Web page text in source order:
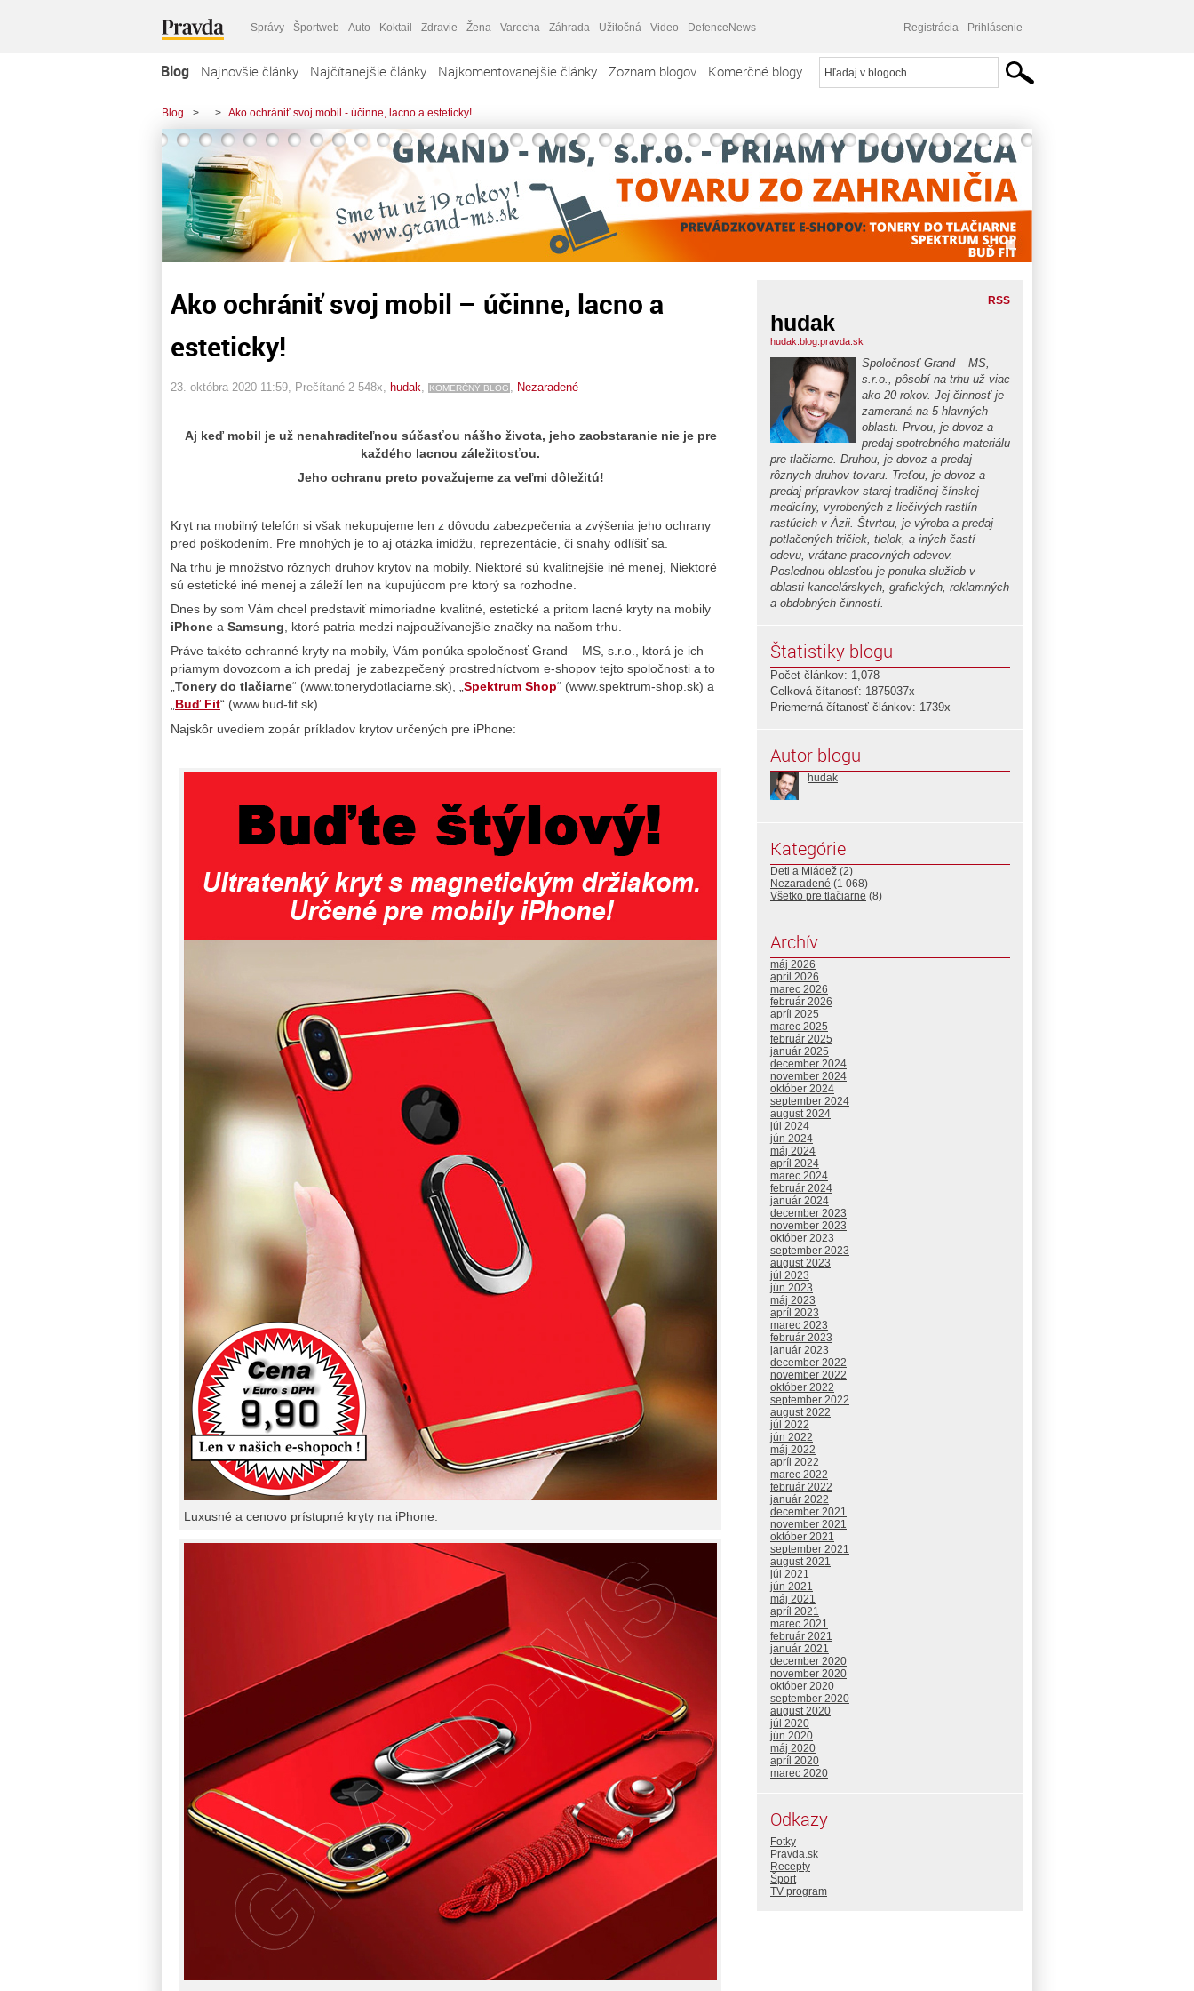
Správy Športweb Auto Koktail Zdravie Žena Varecha Záhrada Užitočná Video DefenceNews Registrácia Prihlásenie
Blog Najnovšie články Najčítanejšie články Najkomentovanejšie články Zoznam blogov Komerčné blogy
Blog > > Ako ochrániť svoj mobil - účinne, lacno a esteticky!
Ako ochrániť svoj mobil – účinne, lacno a
esteticky!
23. októbra 2020 11:59 , Prečítané 2 548x, hudak KOMERČNÝ BLOG Nezaradené
Aj keď mobil je už nenahraditeľnou súčasťou nášho života, jeho zaobstaranie nie je pre
každého lacnou záležitosťou.
Jeho ochranu preto považujeme za veľmi dôležitú!
Kryt na mobilný telefón si však nekupujeme len z dôvodu zabezpečenia a zvýšenia jeho ochrany
pred poškodením. Pre mnohých je to aj otázka imidžu, reprezentácie, či snahy odlíšiť sa.
Na trhu je množstvo rôznych druhov krytov na mobily. Niektoré sú kvalitnejšie iné menej, Niektoré
sú estetické iné menej a záleží len na kupujúcom pre ktorý sa rozhodne.
Dnes by som Vám chcel predstaviť mimoriadne kvalitné, estetické a pritom lacné kryty na mobily
iPhone a Samsung, ktoré patria medzi najpoužívanejšie značky na našom trhu.
Práve takéto ochranné kryty na mobily, Vám ponúka spoločnosť Grand – MS, s.r.o., ktorá je ich
priamym dovozcom a ich predaj je zabezpečený prostredníctvom e-shopov tejto spoločnosti a to
„Tonery do tlačiarne“ (www.tonerydotlaciarne.sk), „Spektrum Shop“ (www.spektrum-shop.sk) a
„Buď Fit“ (www.bud-fit.sk).
Najskôr uvediem zopár príkladov krytov určených pre iPhone:
Luxusné a cenovo prístupné kryty na iPhone.
RSS
hudak
hudak.blog.pravda.sk
Spoločnosť Grand – MS,
s.r.o., pôsobí na trhu už viac
ako 20 rokov. Jej činnosť je
zameraná na 5 hlavných
oblasti. Prvou, je dovoz a
predaj spotrebného materiálu
pre tlačiarne. Druhou, je dovoz a predaj
rôznych druhov tovaru. Treťou, je dovoz a
predaj prípravkov starej tradičnej čínskej
medicíny, vyrobených z liečivých rastlín
rastúcich v Ázii. Štvrtou, je výroba a predaj
potlačených tričiek, tielok, a iných častí
odevu, vrátane pracovných odevov.
Poslednou oblasťou je ponuka služieb v
oblasti kancelárskych, grafických, reklamných
a obdobných činností.
Štatistiky blogu
Počet článkov: 1,078
Celková čítanosť: 1875037x
Priemerná čítanosť článkov: 1739x
Autor blogu
hudak
Kategórie
Deti a Mládež (2)
Nezaradené (1 068)
Všetko pre tlačiarne (8)
Archív
máj 2026
apríl 2026
marec 2026
február 2026
apríl 2025
marec 2025
február 2025
január 2025
december 2024
november 2024
október 2024
september 2024
august 2024
júl 2024
jún 2024
máj 2024
apríl 2024
marec 2024
február 2024
január 2024
december 2023
november 2023
október 2023
september 2023
august 2023
júl 2023
jún 2023
máj 2023
apríl 2023
marec 2023
február 2023
január 2023
december 2022
november 2022
október 2022
september 2022
august 2022
júl 2022
jún 2022
máj 2022
apríl 2022
marec 2022
február 2022
január 2022
december 2021
november 2021
október 2021
september 2021
august 2021
júl 2021
jún 2021
máj 2021
apríl 2021
marec 2021
február 2021
január 2021
december 2020
november 2020
október 2020
september 2020
august 2020
júl 2020
jún 2020
máj 2020
apríl 2020
marec 2020
Odkazy
Fotky
Pravda.sk
Recepty
Šport
TV program